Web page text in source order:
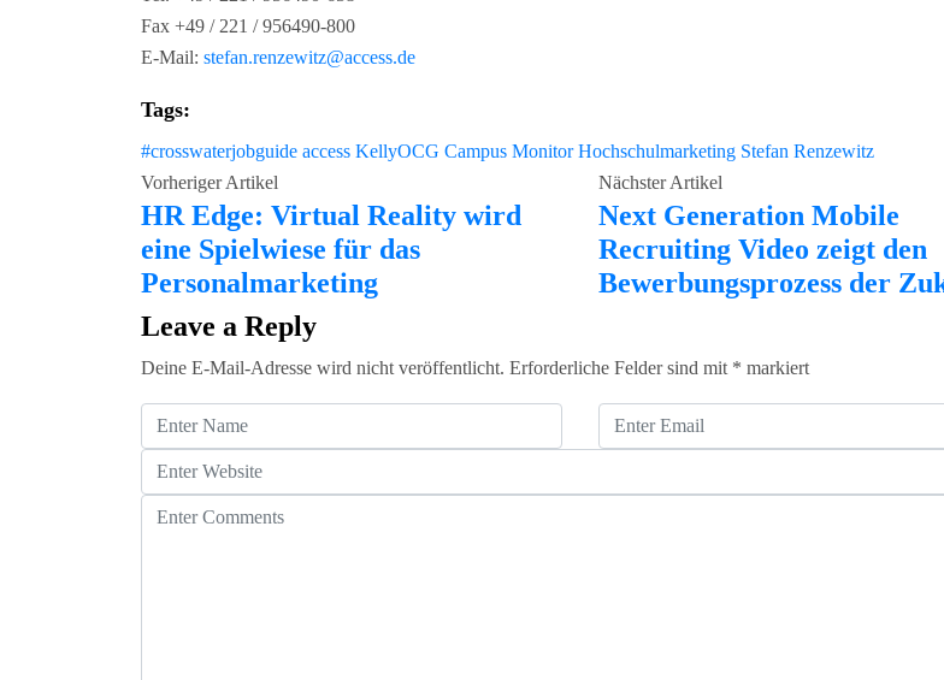
Fax +49 / 221 / 956490-800
E-Mail: stefan.renzewitz@access.de
Tags:
#crosswaterjobguide access KellyOCG Campus Monitor Hochschulmarketing Stefan Renzewitz
Vorheriger Artikel
HR Edge: Virtual Reality wird
eine Spielwiese für das
Personalmarketing
Nächster Artikel
Next Generation Mobile
Recruiting Video zeigt den
Bewerbungsprozess der
Leave a Reply
Deine E-Mail-Adresse wird nicht veröffentlicht. Erforderliche Felder sind mit * markiert